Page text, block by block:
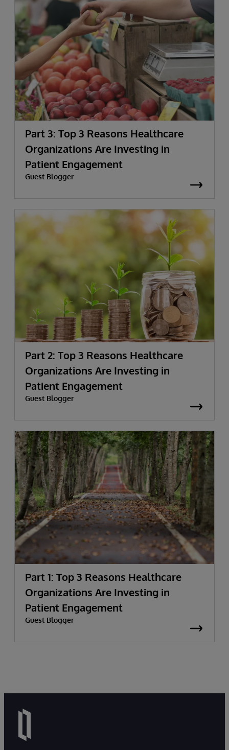
Part 3: Top 3 Reasons Healthcare
Organizations Are Investing in
Patient Engagement
Guest Blogger
Part 2: Top 3 Reasons Healthcare
Organizations Are Investing in
Patient Engagement
Guest Blogger
Part 1: Top 3 Reasons Healthcare
Organizations Are Investing in
Patient Engagement
Guest Blogger